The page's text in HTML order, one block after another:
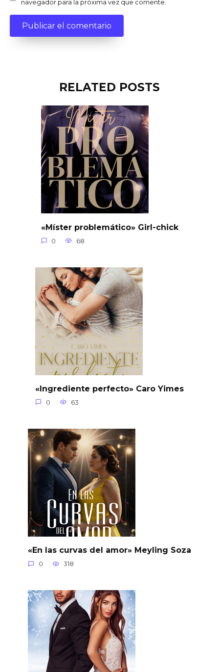
navegador para la próxima vez que comente.
RELATED POSTS
«Míster problemático» Girl-chick
0 68
«Ingrediente perfecto» Caro Yimes
0 63
«En las curvas del amor» Meyling Soza
0 318